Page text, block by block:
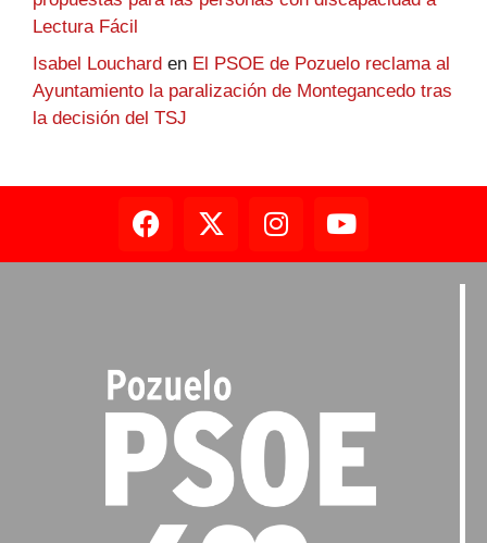
Lectura Fácil
Isabel Louchard en El PSOE de Pozuelo reclama al
Ayuntamiento la paralización de Montegancedo tras
la decisión del TSJ